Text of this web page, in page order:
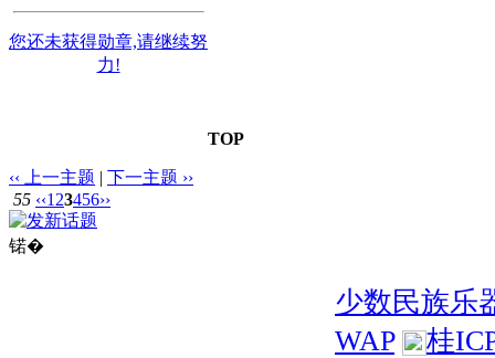
您还未获得勋章,请继续努
力!
TOP
‹‹ 上一主题 | 下一主题 ››
55 ‹‹1 23456››
锘�
少数民族乐
WAP
桂